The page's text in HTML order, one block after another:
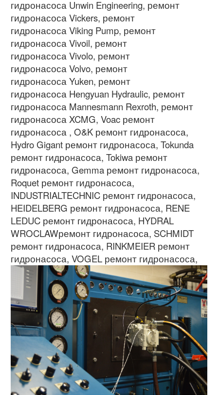
гидронасоса Unwin Engineering, ремонт
гидронасосаVickers, ремонт
гидронасосаViking Pump, ремонт
гидронасосаVivoil, ремонт
гидронасосаVivolo, ремонт
гидронасосаVolvo, ремонт
гидронасосаYuken, ремонт
гидронасоса Hengyuan Hydraulic, ремонт
гидронасоса Mannesmann Rexroth, ремонт
гидронасоса XCMG, Voac ремонт
гидронасоса , O&K ремонт гидронасоса,
Hydro Gigant ремонт гидронасоса, Tokunda
ремонт гидронасоса, Tokiwa ремонт
гидронасоса, Gemma ремонт гидронасоса,
Roquet ремонт гидронасоса,
INDUSTRIALTECHNIC ремонт гидронасоса,
HEIDELBERG ремонт гидронасоса, RENE
LEDUC ремонт гидронасоса, HYDRAL
WROCLAWремонт гидронасоса, SCHMIDT
ремонт гидронасоса, RINKMEIER ремонт
гидронасоса,VOGEL ремонт гидронасоса,